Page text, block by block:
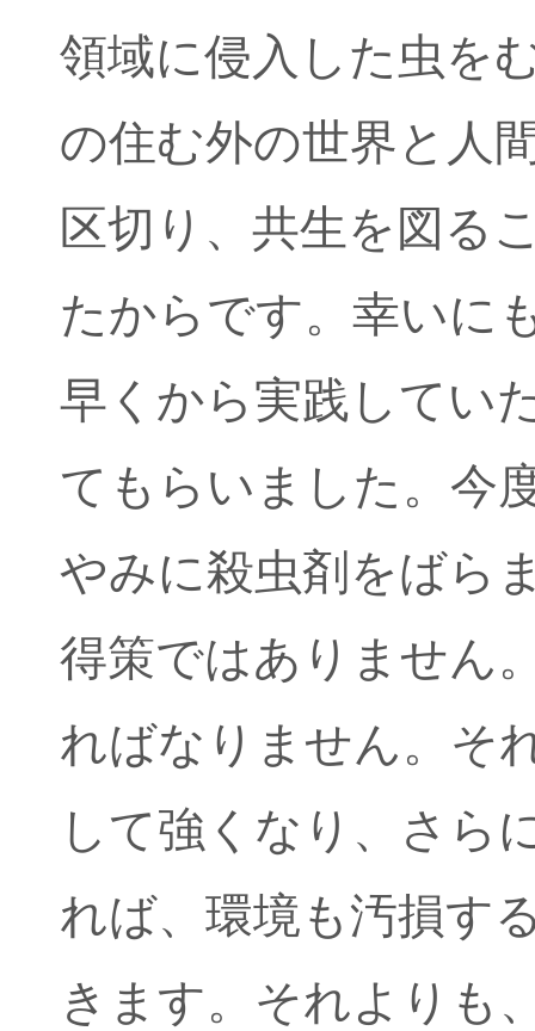
領域に侵入した虫を
の住む外の世界と人
区切り、共生を図る
たからです。幸いに
早くから実践してい
てもらいました。今
やみに殺虫剤をばら
得策ではありません
ればなりません。そ
して強くなり、さら
れば、環境も汚損す
きます。それよりも